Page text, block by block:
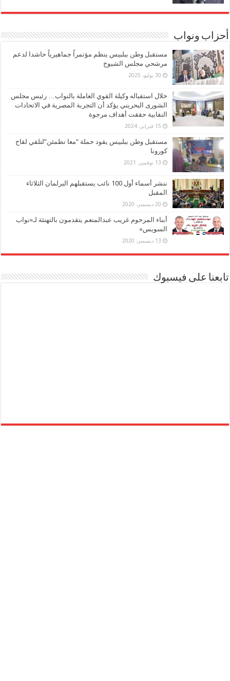
أحزاب ونواب
مستقبل وطن ببلبيس ينظم مؤتمراً جماهيرياً حاشدا لدعم
مرشحي مجلس الشيوخ
30 يوليو، 2025
خلال استقباله وكيلة القوي العاملة بالنواب… رئيس مجلس
الشورى البحريني يؤكد أن التجربة المصرية في الاتحادات
النقابية حققت أهداف مرجوة
15 فبراير، 2024
مستقبل وطن ببلبيس يقود حملة “معا نطمئن”لتلقي لقاح
كورونا
13 نوفمبر، 2021
ننشر أسماء أول 100 نائب يستقبلهم البرلمان الثلاثاء
المقبل
20 ديسمبر، 2020
أبناء المرحوم غريب عبدالمنعم يتقدمون بالتهنئة لـ«نواب
السويس»
13 ديسمبر، 2020
تابعنا على فيسبوك